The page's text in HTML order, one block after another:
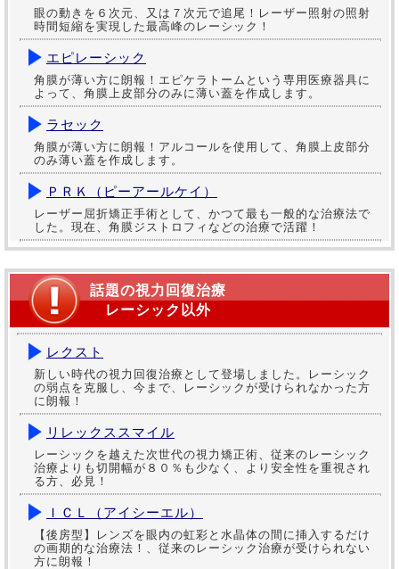
眼の動きを６次元、又は７次元で追尾！レーザー照射の照射
時間短縮を実現した最高峰のレーシック！
エピレーシック
角膜が薄い方に朗報！エピケラトームという専用医療器具に
よって、角膜上皮部分のみに薄い蓋を作成します。
ラセック
角膜が薄い方に朗報！アルコールを使用して、角膜上皮部分
のみ薄い蓋を作成します。
ＰＲＫ（ピーアールケイ）
レーザー屈折矯正手術として、かつて最も一般的な治療法で
した。現在、角膜ジストロフィなどの治療で活躍！
話題の視力回復治療
レーシック以外
レクスト
新しい時代の視力回復治療として登場しました。レーシック
の弱点を克服し、今まで、レーシックが受けられなかった方
に朗報！
リレックススマイル
レーシックを越えた次世代の視力矯正術、従来のレーシック
治療よりも切開幅が８０％も少なく、より安全性を重視され
る方、必見！
ＩＣＬ（アイシーエル）
【後房型】レンズを眼内の虹彩と水晶体の間に挿入するだけ
の画期的な治療法！、従来のレーシック治療が受けられない
方に朗報！